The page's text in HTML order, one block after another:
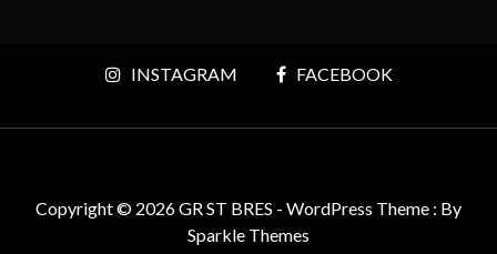
INSTAGRAM FACEBOOK
Copyright © 2026 GR ST BRES - WordPress Theme : By
Sparkle Themes